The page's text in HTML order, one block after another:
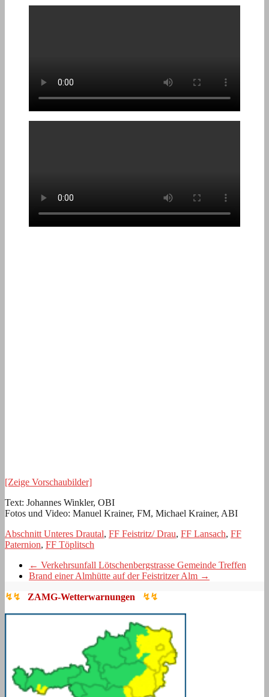
[Zeige Vorschaubilder]
Text: Johannes Winkler, OBI
Fotos und Video: Manuel Krainer, FM, Michael Krainer, ABI
Abschnitt Unteres Drautal, FF Feistritz/ Drau, FF Lansach, FF
Paternion, FF Töplitsch
← Verkehrsunfall Lötschenbergstrasse Gemeinde Treffen
Brand einer Almhütte auf der Feistritzer Alm →
↯↯ ZAMG-Wetterwarnungen ↯↯